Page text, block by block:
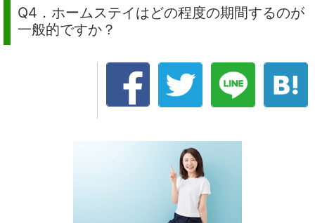
Q4．ホームステイはどの程度の期間するのが
一般的ですか？